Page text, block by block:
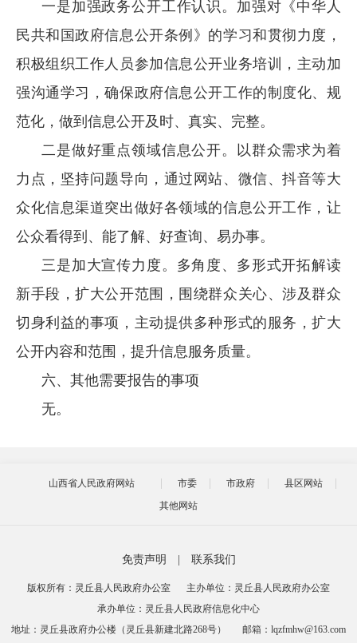
一是加强政务公开工作认识。加强对《中华人
民共和国政府信息公开条例》的学习和贯彻力度，
积极组织工作人员参加信息公开业务培训，主动加
强沟通学习，确保政府信息公开工作的制度化、规
范化，做到信息公开及时、真实、完整。
二是做好重点领域信息公开。以群众需求为着
力点，坚持问题导向，通过网站、微信、抖音等大
众化信息渠道突出做好各领域的信息公开工作，让
公众看得到、能了解、好查询、易办事。
三是加大宣传力度。多角度、多形式开拓解读
新手段，扩大公开范围，围绕群众关心、涉及群众
切身利益的事项，主动提供多种形式的服务，扩大
公开内容和范围，提升信息服务质量。
六、其他需要报告的事项
无。
山西省人民政府网站 市委 市政府
县区网站
其他网站
免责声明 联系我们
版权所有：灵丘县人民政府办公室
主办单位：灵丘县人民政府办公室
承办单位：灵丘县人民政府信息化中心
地址：灵丘县政府办公楼（灵丘县新建北路268号）
邮箱：lqzfmhw@163.com